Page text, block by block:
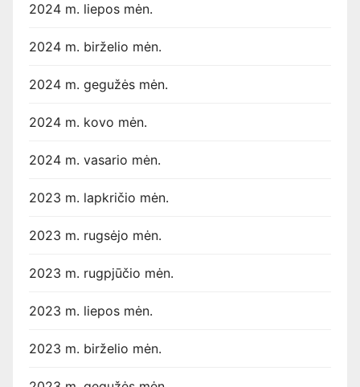
2024 m. liepos mėn.
2024 m. birželio mėn.
2024 m. gegužės mėn.
2024 m. kovo mėn.
2024 m. vasario mėn.
2023 m. lapkričio mėn.
2023 m. rugsėjo mėn.
2023 m. rugpjūčio mėn.
2023 m. liepos mėn.
2023 m. birželio mėn.